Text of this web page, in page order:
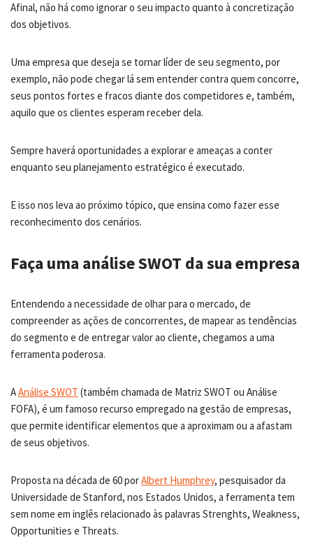
Afinal, não há como ignorar o seu impacto quanto à concretização
dos objetivos.
Uma empresa que deseja se tornar líder de seu segmento, por
exemplo, não pode chegar lá sem entender contra quem concorre,
seus pontos fortes e fracos diante dos competidores e, também,
aquilo que os clientes esperam receber dela.
Sempre haverá oportunidades a explorar e ameaças a conter
enquanto seu planejamento estratégico é executado.
E isso nos leva ao próximo tópico, que ensina como fazer esse
reconhecimento dos cenários.
Faça uma análise SWOT da sua empresa
Entendendo a necessidade de olhar para o mercado, de
compreender as ações de concorrentes, de mapear as tendências
do segmento e de entregar valor ao cliente, chegamos a uma
ferramenta poderosa.
AAnálise SWOT (também chamada de Matriz SWOT ou Análise
FOFA), é um famoso recurso empregado na gestão de empresas,
que permite identificar elementos que a aproximam ou a afastam
de seus objetivos.
Proposta na década de 60 porAlbert Humphrey, pesquisador da
Universidade de Stanford, nos Estados Unidos, a ferramenta tem
sem nome em inglês relacionado às palavras Strenghts, Weakness,
Opportunities e Threats.